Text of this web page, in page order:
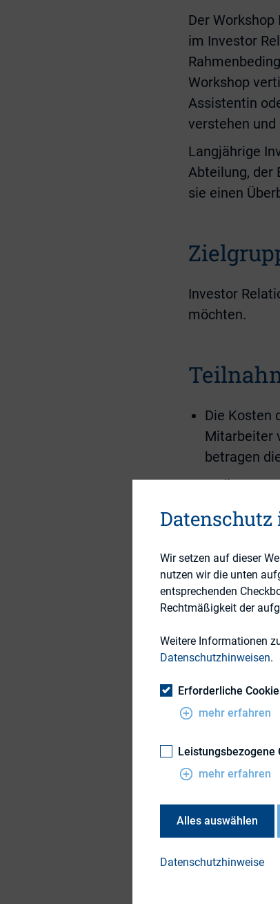
Der
im Investor
Workshop
Assistentin
verstehen
Langjährige
Abteilung, der
sie einen
Investor
möchten.
Die Kosten
Mitarbeiter
betragen
In diesem
6 freie Plätze
Teilen
Wir setzen auf dieser
nutzen wir die unten
entsprechenden
Rechtmäßigkeit der
Weitere Informationen
Datenschutzhinweisen.
Erforderliche
mehr erfahren
Leistungsbezogene
mehr erfahren
Alles auswählen
Datenschutzhinweise